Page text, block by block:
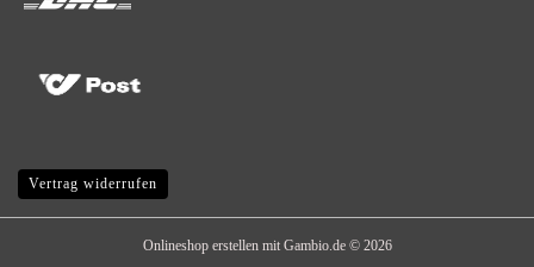
Vertrag widerrufen
Onlineshop erstellenmit Gambio.de © 2026